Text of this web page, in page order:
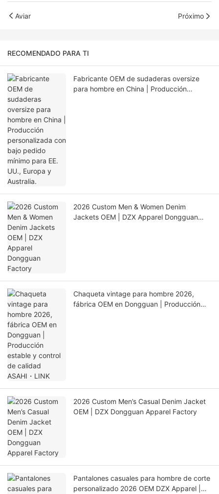
Aviar Próximo
RECOMENDADO PARA TI
Fabricante OEM de sudaderas oversize
para hombre en China | Producción
2026 Custom Men & Women Denim
Jackets OEM | DZX Apparel Dongguan
Chaqueta vintage para hombre 2026,
fábrica OEM en Dongguan | Producción
2026 Custom Men’s Casual Denim Jacket
OEM | DZX Dongguan Apparel Factory
Pantalones casuales para hombre de corte
personalizado 2026 OEM DZX Apparel |